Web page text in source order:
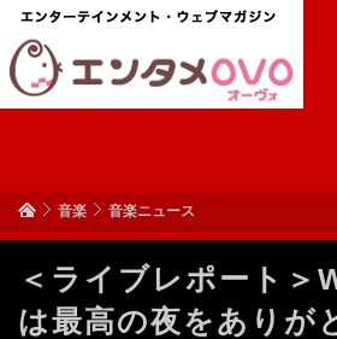
音楽 音楽ニュース
＜ライブレポート＞
は最高の夜をありが